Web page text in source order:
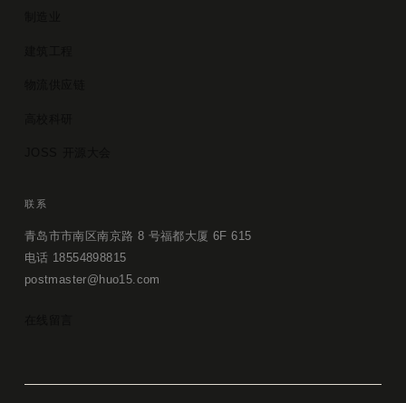
联系
青岛市市南区南京路 8 号福都大厦 6F 615
电话 18554898815
postmaster@huo15.com